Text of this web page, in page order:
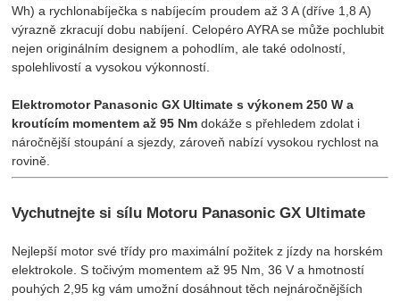
Wh) a rychlonabíječka s nabíjecím proudem až 3 A (dříve 1,8 A)
výrazně zkracují dobu nabíjení. Celopéro AYRA se může pochlubit
nejen originálním designem a pohodlím, ale také odolností,
spolehlivostí a vysokou výkonností.
Elektromotor Panasonic GX Ultimate s výkonem 250 W a
kroutícím momentem až 95 Nm dokáže s přehledem zdolat i
náročnější stoupání a sjezdy, zároveň nabízí vysokou rychlost na
rovině.
Vychutnejte si sílu Motoru Panasonic GX Ultimate
Nejlepší motor své třídy pro maximální požitek z jízdy na horském
elektrokole. S točivým momentem až 95 Nm, 36 V a hmotností
pouhých 2,95 kg vám umožní dosáhnout těch nejnáročnějších